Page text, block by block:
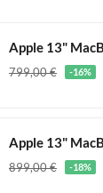
799,00 € -16%
899,00 € -18%